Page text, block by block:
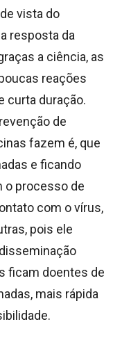
vista do
resposta da
a ciência, as
reações
curta duração.
de
fazem é, que
e ficando
o processo de
com o vírus,
pois ele
ficam doentes de
mais rápida